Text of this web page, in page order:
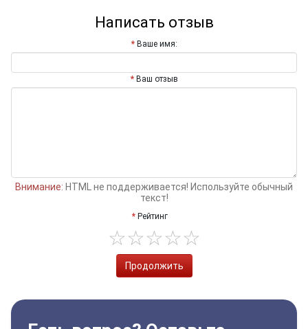
Написать отзыв
Ваше имя:
Ваш отзыв
Внимание: HTML не поддерживается! Используйте обычный
текст!
Рейтинг
Продолжить